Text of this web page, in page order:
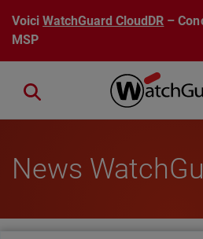
Aller au contenu principal
VoiciWatchGuard CloudDR –
MSP
Close search
News